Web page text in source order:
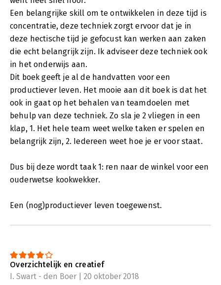
Een belangrijke skill om te ontwikkelen in deze tijd is
concentratie, deze techniek zorgt ervoor dat je in
deze hectische tijd je gefocust kan werken aan zaken
die echt belangrijk zijn. Ik adviseer deze techniek ook
in het onderwijs aan.
Dit boek geeft je al de handvatten voor een
productiever leven. Het mooie aan dit boek is dat het
ook in gaat op het behalen van teamdoelen met
behulp van deze techniek. Zo sla je 2 vliegen in een
klap, 1. Het hele team weet welke taken er spelen en
belangrijk zijn, 2. Iedereen weet hoe je er voor staat.
Dus bij deze wordt taak 1: ren naar de winkel voor een
ouderwetse kookwekker.
Een (nog)productiever leven toegewenst.
Overzichtelijk en creatief
I. Swart - den Boer | 20 oktober 2018